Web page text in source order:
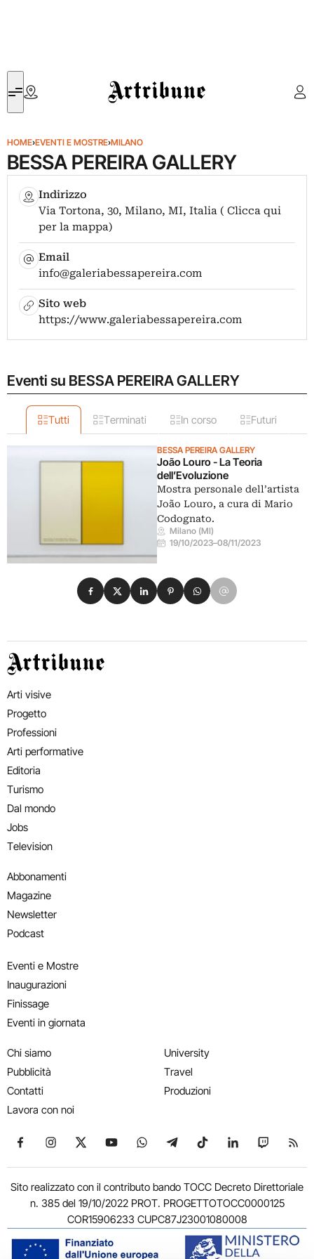
Artribune
HOME›EVENTI E MOSTRE›MILANO
BESSA PEREIRA GALLERY
Indirizzo
Via Tortona, 30, Milano, MI, Italia ( Clicca qui
per la mappa)
Email
info@galeriabessapereira.com
Sito web
https://www.galeriabessapereira.com
Eventi su BESSA PEREIRA GALLERY
Tutti Terminati In corso Futuri
BESSA PEREIRA GALLERY
João Louro - La Teoria
dell’Evoluzione
Mostra personale dell’artista
João Louro, a cura di Mario
Codognato.
Milano (MI)
19/10/2023–08/11/2023
Condividi su Facebook
Condividi su X
Condividi su LinkedIn
Condividi su Pinterest
Condividi su WhatsApp
Condividi su Email
Artribune
Arti visive
Progetto
Professioni
Arti performative
Editoria
Turismo
Dal mondo
Jobs
Television
Abbonamenti
Magazine
Newsletter
Podcast
Eventi e Mostre
Inaugurazioni
Finissage
Eventi in giornata
Chi siamo
Pubblicità
Contatti
Lavora con noi
University
Travel
Produzioni
Seguici su Facebook
Seguici su Instagram
Seguici su X
Seguici su YouTube
Seguici su WhatsApp
Seguici su Telegram
Seguici su TikTok
Seguici su
Seguici
Sito realizzato con il contributo bando TOCC Decreto Direttoriale
n. 385 del 19/10/2022 PROT. PROGETTOTOCC0000125
COR15906233 CUPC87J23001080008